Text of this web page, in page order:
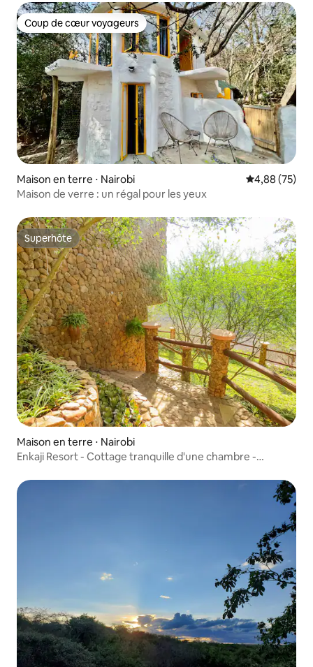
Coup de cœur voyageurs
Coup de cœur voyageurs
Maison en terre ⋅ Nairobi Évaluation
4,88 (75)
Maison de verre : un régal pour les yeux
Superhôte
Superhôte
Maison en terre ⋅ Nairobi
Enkaji Resort - Cottage tranquille d'une chambre -